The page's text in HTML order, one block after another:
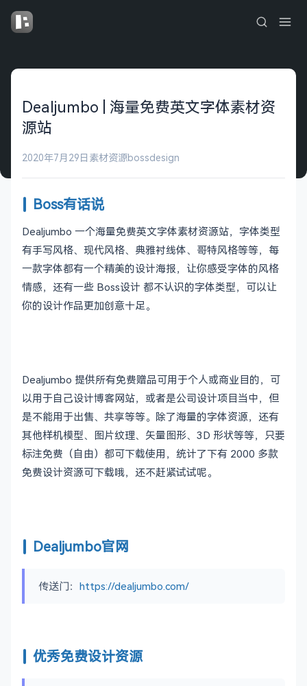
Dealjumbo | 海量免费英文字体素材资
源站
2020年7月29日 素材资源bossdesign
Boss有话说
Dealjumbo 一个海量免费英文字体素材资源站，字体类型
有手写风格、现代风格、典雅衬线体、哥特风格等等，每
一款字体都有一个精美的设计海报，让你感受字体的风格
情感，还有一些 Boss设计 都不认识的字体类型，可以让
你的设计作品更加创意十足。
Dealjumbo 提供所有免费赠品可用于个人或商业目的，可
以用于自己设计博客网站，或者是公司设计项目当中，但
是不能用于出售、共享等等。除了海量的字体资源，还有
其他样机模型、图片纹理、矢量图形、3D 形状等等，只要
标注免费（自由）都可下载使用，统计了下有 2000 多款
免费设计资源可下载哦，还不赶紧试试呢。
Dealjumbo官网
传送门： https://dealjumbo.com/
优秀免费设计资源